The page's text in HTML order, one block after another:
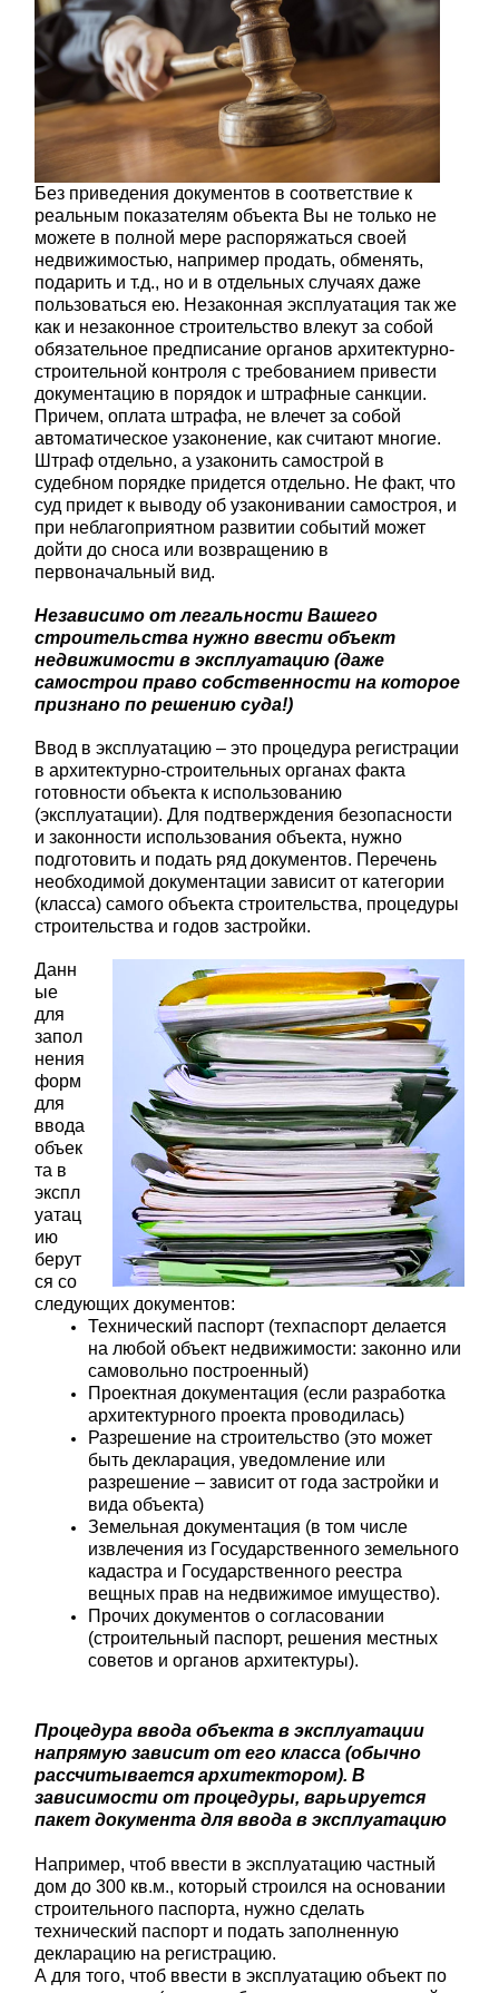
Без приведения документов в соответствие к
реальным показателям объекта Вы не только не
можете в полной мере распоряжаться своей
недвижимостью, например продать, обменять,
подарить и т.д., но и в отдельных случаях даже
пользоваться ею. Незаконная эксплуатация так же
как и незаконное строительство влекут за собой
обязательное предписание органов архитектурно-
строительной контроля с требованием привести
документацию в порядок и штрафные санкции.
Причем, оплата штрафа, не влечет за собой
автоматическое узаконение, как считают многие.
Штраф отдельно, а узаконить самострой в
судебном порядке придется отдельно. Не факт, что
суд придет к выводу об узаконивании самостроя, и
при неблагоприятном развитии событий может
дойти до сноса или возвращению в
первоначальный вид.
Независимо от легальности Вашего
строительства нужно ввести объект
недвижимости в эксплуатацию (даже
самострои право собственности на которое
признано по решению суда!)
Ввод в эксплуатацию – это процедура регистрации
в архитектурно-строительных органах факта
готовности объекта к использованию
(эксплуатации). Для подтверждения безопасности
и законности использования объекта, нужно
подготовить и подать ряд документов. Перечень
необходимой документации зависит от категории
(класса) самого объекта строительства, процедуры
строительства и годов застройки.
Данн
ые
для
запол
нения
форм
для
ввода
объек
та в
экспл
уатац
ию
берут
ся со
следующих документов:
Технический паспорт (техпаспорт делается
на любой объект недвижимости: законно или
самовольно построенный)
Проектная документация (если разработка
архитектурного проекта проводилась)
Разрешение на строительство (это может
быть декларация, уведомление или
разрешение – зависит от года застройки и
вида объекта)
Земельная документация (в том числе
извлечения из Государственного земельного
кадастра и Государственного реестра
вещных прав на недвижимое имущество).
Прочих документов о согласовании
(строительный паспорт, решения местных
советов и органов архитектуры).
Процедура ввода объекта в эксплуатации
напрямую зависит от его класса (обычно
рассчитывается архитектором). В
зависимости от процедуры, варьируется
пакет документа для ввода в эксплуатацию
Например, чтоб ввести в эксплуатацию частный
дом до 300 кв.м., который строился на основании
строительного паспорта, нужно сделать
технический паспорт и подать заполненную
декларацию на регистрацию.
А для того, чтоб ввести в эксплуатацию объект по